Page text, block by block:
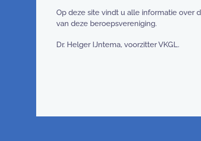
Op deze site vindt u alle informatie over
van deze beroepsvereniging.
Dr. Helger IJntema, voorzitter VKGL.